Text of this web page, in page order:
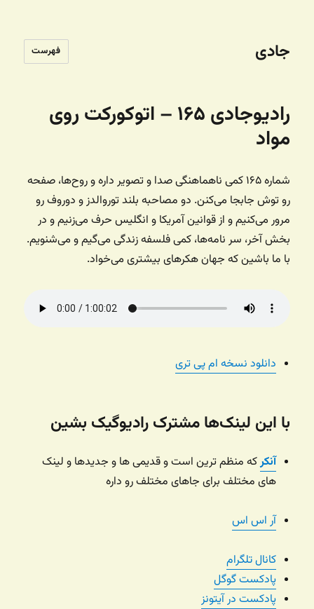
جادی فهرست
رادیوجادی ۱۶۵ – اتوکورکت روی
مواد
شماره ۱۶۵ کمی ناهماهنگی صدا و تصویر داره و روح‌ها، صفحه
رو توش جابجا می‌کنن. دو مصاحبه بلند توروالدز و دوروف رو
مرور می‌کنیم و از قوانین آمریکا و انگلیس حرف می‌زنیم و در
بخش آخر، سر نامه‌ها، کمی فلسفه زندگی می‌گیم و می‌شنویم.
با ما باشین که جهان هکرهای بیشتری می‌خواد.
دانلود نسخه ام پی تری
با این لینک‌ها مشترک رادیوگیک بشین
آنکرکه منظم ترین است و قدیمی ها و جدیدها و لینک
های مختلف برای جاهای مختلف رو داره
آر اس اس
کانال تلگرام
پادکست گوگل
پادکست در آیتونز